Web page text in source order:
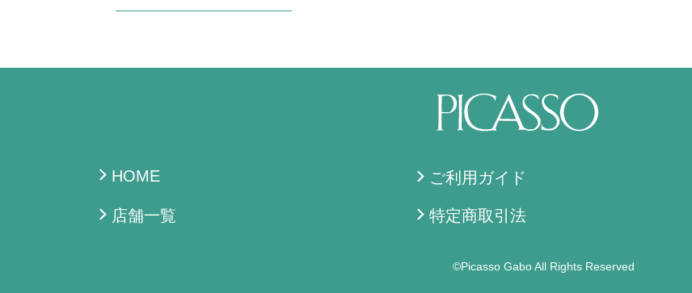
HOME ご利用ガイド
店舗一覧 特定商取引法
©Picasso Gabo All Rights Reserved